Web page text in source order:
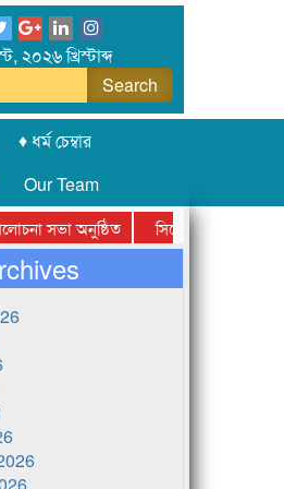
২০২৬ খ্রিস্টাব্দ
♦ ধর্ম চেম্বার
Our Team
অনুষ্ঠিত
সিলেট অনলাইন